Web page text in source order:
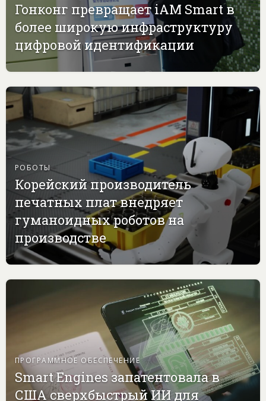
Гонконг превращает iAM Smart в
более широкую инфраструктуру
цифровой идентификации
РОБОТЫ
Корейский производитель
печатных плат внедряет
гуманоидных роботов на
производстве
ПРОГРАММНОЕ ОБЕСПЕЧЕНИЕ
Smart Engines запатентовала в
США сверхбыстрый ИИ для